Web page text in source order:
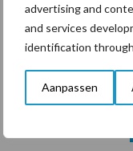
advertising and
and services
identification
Aanpassen
5 aug